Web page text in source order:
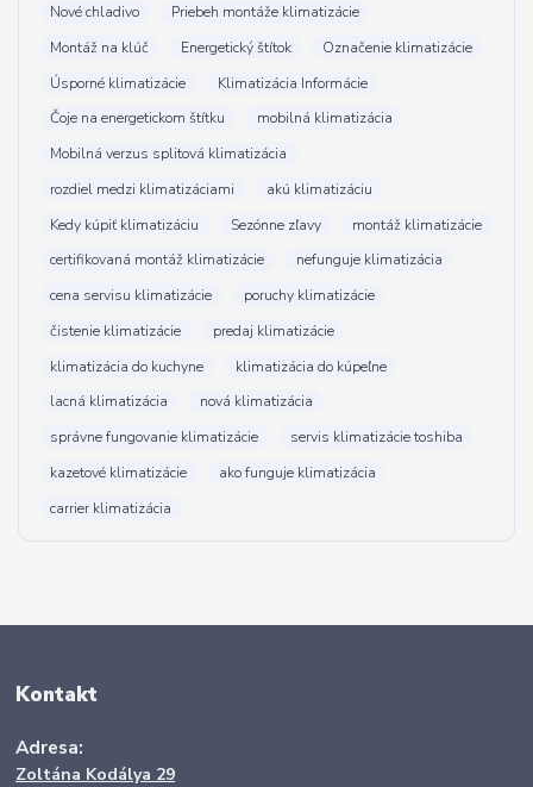
Nové chladivo
Priebeh montáže klimatizácie
Montáž na klúč
Energetický štítok
Označenie klimatizácie
Úsporné klimatizácie
Klimatizácia Informácie
Čoje na energetickom štítku
mobilná klimatizácia
Mobilná verzus splitová klimatizácia
rozdiel medzi klimatizáciami
akú klimatizáciu
Kedy kúpiť klimatizáciu
Sezónne zľavy
montáž klimatizácie
certifikovaná montáž klimatizácie
nefunguje klimatizácia
cena servisu klimatizácie
poruchy klimatizácie
čistenie klimatizácie
predaj klimatizácie
klimatizácia do kuchyne
klimatizácia do kúpeľne
lacná klimatizácia
nová klimatizácia
správne fungovanie klimatizácie
servis klimatizácie toshiba
kazetové klimatizácie
ako funguje klimatizácia
carrier klimatizácia
Kontakt
Adresa:
Zoltána Kodálya 29